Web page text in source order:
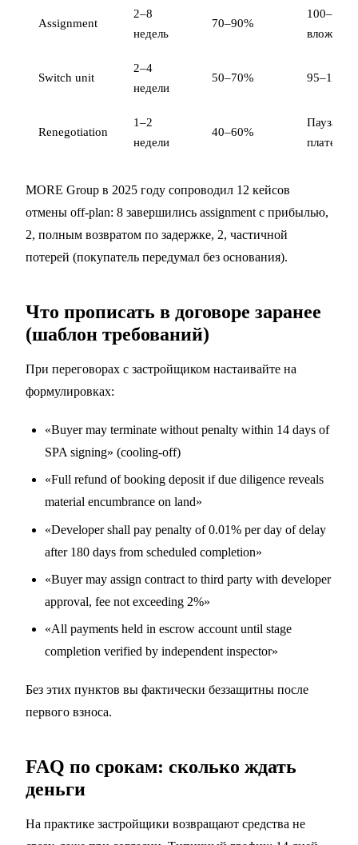
Assignment
2–8
недель
70–90%
Switch unit
2–4
недели
50–70% 95–100%
Renegotiation
1–2
недели
40–60%
Пауза
платежей
MORE Group в 2025 году сопроводил 12 кейсов
отмены off-plan: 8 завершились assignment с прибылью,
2, полным возвратом по задержке, 2, частичной
потерей (покупатель передумал без основания).
Что прописать в договоре заранее
(шаблон требований)
При переговорах с застройщиком настаивайте на
формулировках:
«Buyer may terminate without penalty within 14 days of
SPA signing» (cooling-off)
«Full refund of booking deposit if due diligence reveals
material encumbrance on land»
«Developer shall pay penalty of 0.01% per day of delay
after 180 days from scheduled completion»
«Buyer may assign contract to third party with developer
approval, fee not exceeding 2%»
«All payments held in escrow account until stage
completion verified by independent inspector»
Без этих пунктов вы фактически беззащитны после
первого взноса.
FAQ по срокам: сколько ждать
деньги
На практике застройщики возвращают средства не